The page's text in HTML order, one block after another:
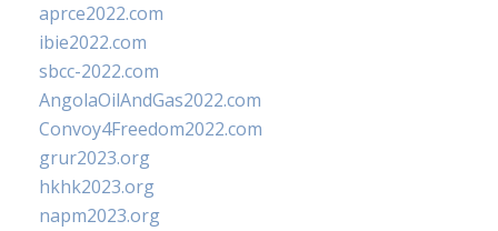
aprce2022.com
ibie2022.com
sbcc-2022.com
AngolaOilAndGas2022.com
Convoy4Freedom2022.com
grur2023.org
hkhk2023.org
napm2023.org